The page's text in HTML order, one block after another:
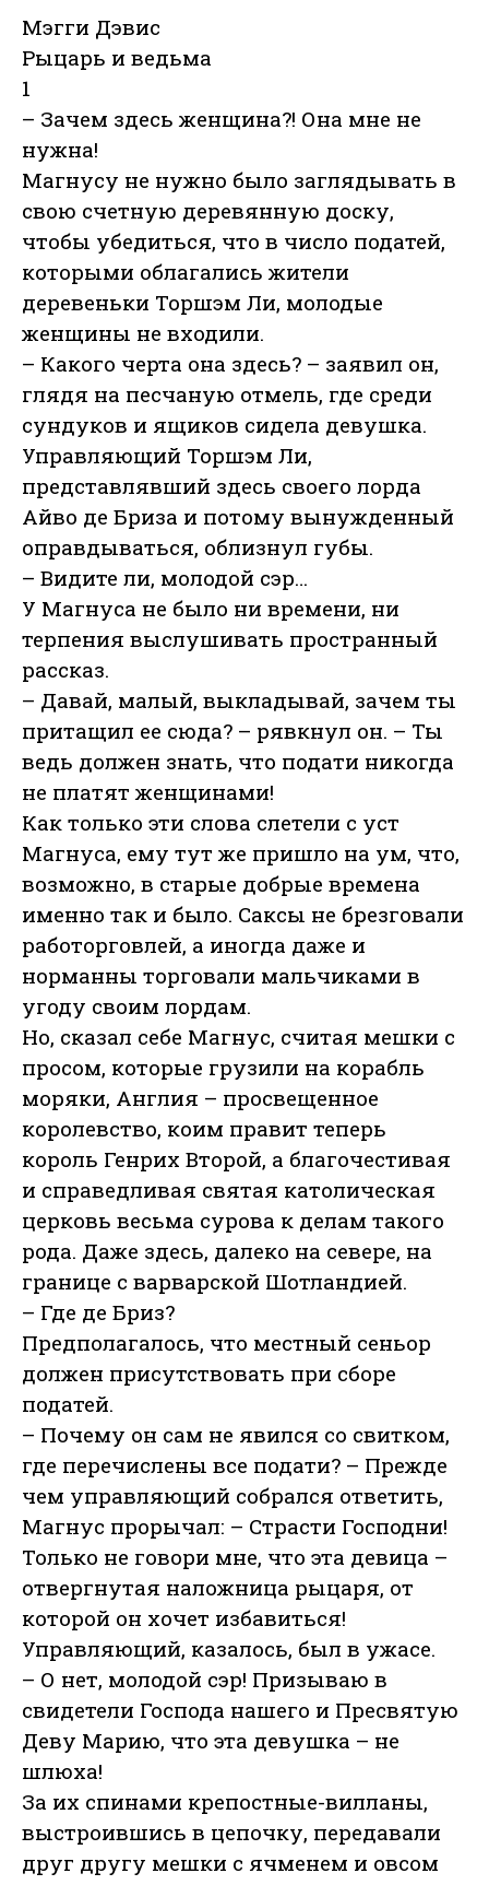
Мэгги Дэвис
Рыцарь и ведьма
1
– Зачем здесь женщина?! Она мне не
нужна!
Магнусу не нужно было заглядывать в
свою счетную деревянную доску,
чтобы убедиться, что в число податей,
которыми облагались жители
деревеньки Торшэм Ли, молодые
женщины не входили.
– Какого черта она здесь? – заявил он,
глядя на песчаную отмель, где среди
сундуков и ящиков сидела девушка.
Управляющий Торшэм Ли,
представлявший здесь своего лорда
Айво де Бриза и потому вынужденный
оправдываться, облизнул губы.
– Видите ли, молодой сэр…
У Магнуса не было ни времени, ни
терпения выслушивать пространный
рассказ.
– Давай, малый, выкладывай, зачем ты
притащил ее сюда? – рявкнул он. – Ты
ведь должен знать, что подати никогда
не платят женщинами!
Как только эти слова слетели с уст
Магнуса, ему тут же пришло на ум, что,
возможно, в старые добрые времена
именно так и было. Саксы не брезговали
работорговлей, а иногда даже и
норманны торговали мальчиками в
угоду своим лордам.
Но, сказал себе Магнус, считая мешки с
просом, которые грузили на корабль
моряки, Англия – просвещенное
королевство, коим правит теперь
король Генрих Второй, а благочестивая
и справедливая святая католическая
церковь весьма сурова к делам такого
рода. Даже здесь, далеко на севере, на
границе с варварской Шотландией.
– Где де Бриз?
Предполагалось, что местный сеньор
должен присутствовать при сборе
податей.
– Почему он сам не явился со свитком,
где перечислены все подати? – Прежде
чем управляющий собрался ответить,
Магнус прорычал: – Страсти Господни!
Только не говори мне, что эта девица –
отвергнутая наложница рыцаря, от
которой он хочет избавиться!
Управляющий, казалось, был в ужасе.
– О нет, молодой сэр! Призываю в
свидетели Господа нашего и Пресвятую
Деву Марию, что эта девушка – не
шлюха!
За их спинами крепостные-вилланы,
выстроившись в цепочку, передавали
друг другу мешки с ячменем и овсом